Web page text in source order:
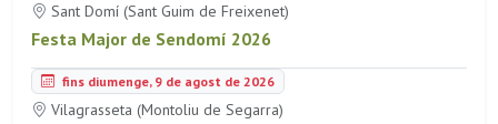
Sant Domí (Sant Guim de Freixenet)
Festa Major de Sendomí 2026
fins diumenge, 9 de agost de 2026
Vilagrasseta (Montoliu de Segarra)